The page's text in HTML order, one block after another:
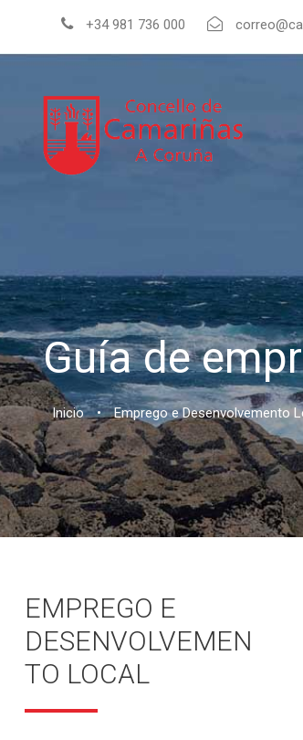
+34 981 736 000
Guía de
Inicio • Emprego e Desenvolvemento
EMPREGO E
DESENVOLVEMEN
TO LOCAL